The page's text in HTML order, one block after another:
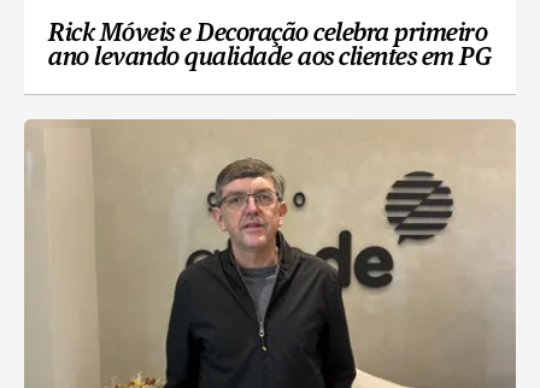
Rick Móveis e Decoração celebra primeiro
ano levando qualidade aos clientes em PG